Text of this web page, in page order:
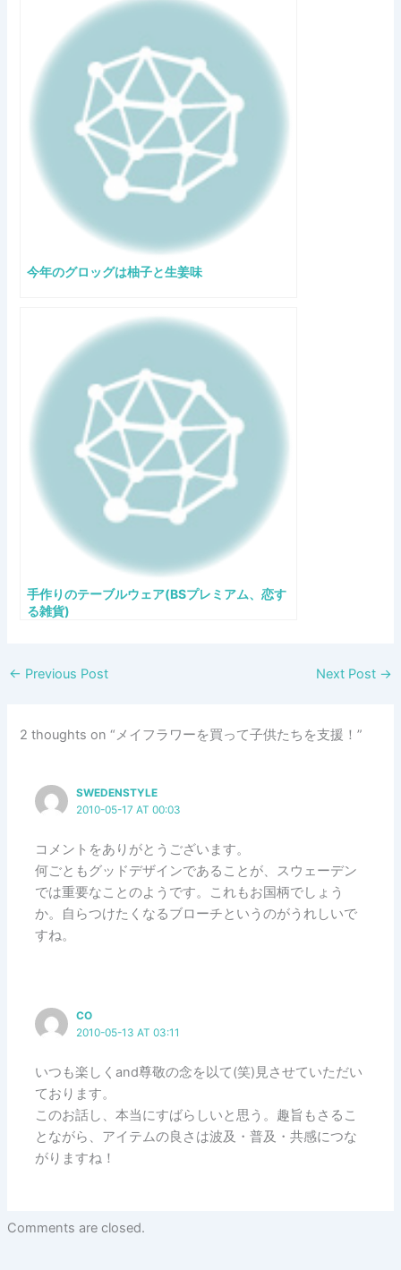
今年のグロッグは柚子と生姜味
手作りのテーブルウェア(BSプレミアム、恋す
る雑貨)
← Previous Post Next Post →
2 thoughts on “メイフラワーを買って子供たちを支援！”
SWEDENSTYLE
2010-05-17 AT 00:03
コメントをありがとうございます。
何ごともグッドデザインであることが、スウェーデン
では重要なことのようです。これもお国柄でしょう
か。自らつけたくなるブローチというのがうれしいで
すね。
CO
2010-05-13 AT 03:11
いつも楽しくand尊敬の念を以て(笑)見させていただい
ております。
このお話し、本当にすばらしいと思う。趣旨もさるこ
とながら、アイテムの良さは波及・普及・共感につな
がりますね！
Comments are closed.